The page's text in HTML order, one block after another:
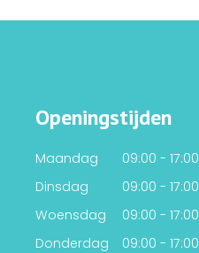
Openingstijden
Maandag
09:00 - 17:00
Dinsdag
09:00 - 17:00
Woensdag
09:00 - 17:00
Donderdag
09:00 - 17:00